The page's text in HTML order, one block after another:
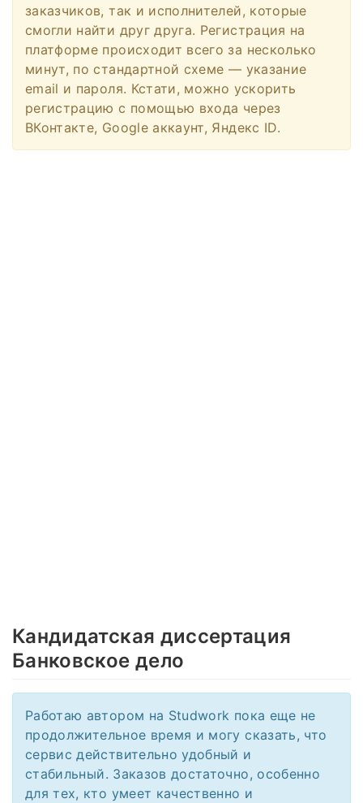
заказчиков, так и исполнителей, которые
смогли найти друг друга. Регистрация на
платформе происходит всего за несколько
минут, по стандартной схеме — указание
email и пароля. Кстати, можно ускорить
регистрацию с помощью входа через
ВКонтакте, Google аккаунт, Яндекс ID.
Кандидатская диссертация
Банковское дело
Работаю автором на Studwork пока еще не
продолжительное время и могу сказать, что
сервис действительно удобный и
стабильный. Заказов достаточно, особенно
для тех, кто умеет качественно и